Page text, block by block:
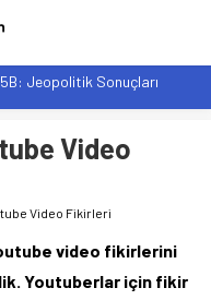
Jeopolitik Sonuçları
Elon Musk’tan Romantik Bir
Değişiminin Nedenleri ve
Bağlantılar
İstihdamı Neden Artık
Video
Video Fikirleri
video fikirlerini
Youtuberlar için fikir